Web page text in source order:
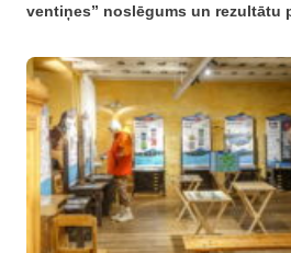
ventiņes” noslēgums un rezultātu